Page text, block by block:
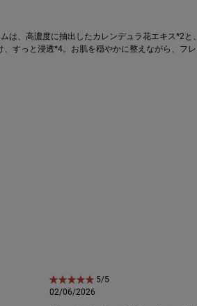
、高濃度に抽出したカレンデュラ花エキス*2
すっと浸透*4。お肌を穏やかに整えながら、フレ
5星中5。
5/5
02/06/2026